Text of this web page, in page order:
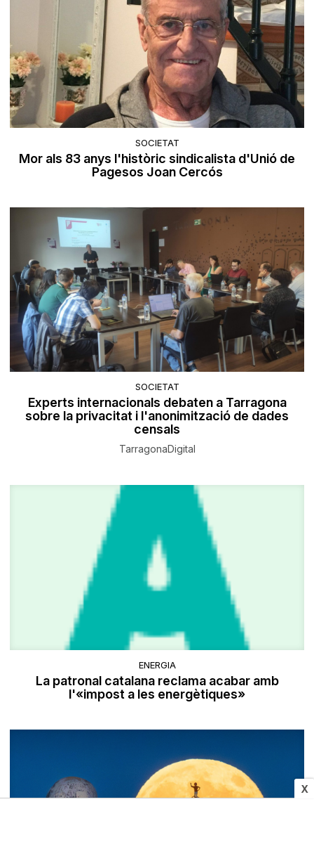
X
SOCIETAT
Mor als 83 anys l'històric sindicalista d'Unió de
Pagesos Joan Cercós
SOCIETAT
Experts internacionals debaten a Tarragona
sobre la privacitat i l'anonimització de dades
censals
TarragonaDigital
ENERGIA
La patronal catalana reclama acabar amb
l'«impost a les energètiques»